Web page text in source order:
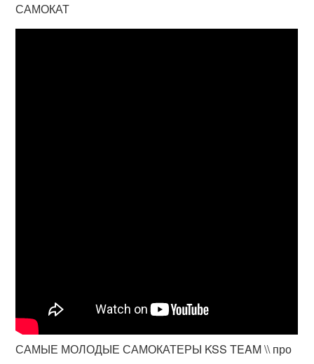
САМОКАТ
САМЫЕ МОЛОДЫЕ САМОКАТЕРЫ KSS TEAM \\ про